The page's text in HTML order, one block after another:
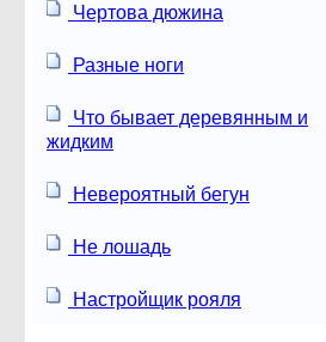
Чертова дюжина
Разные ноги
Что бывает деревянным и
жидким
Невероятный бегун
Не лошадь
Настройщик рояля